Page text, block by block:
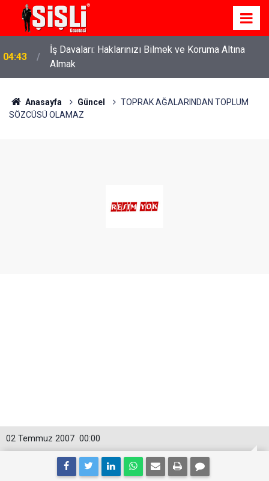
04:43
İş Davaları: Haklarınızı Bilmek ve Koruma Altına
Almak
Anasayfa Güncel
TOPRAK AĞALARINDAN TOPLUM
SÖZCÜSÜ OLAMAZ
00:00
02 Temmuz 2007